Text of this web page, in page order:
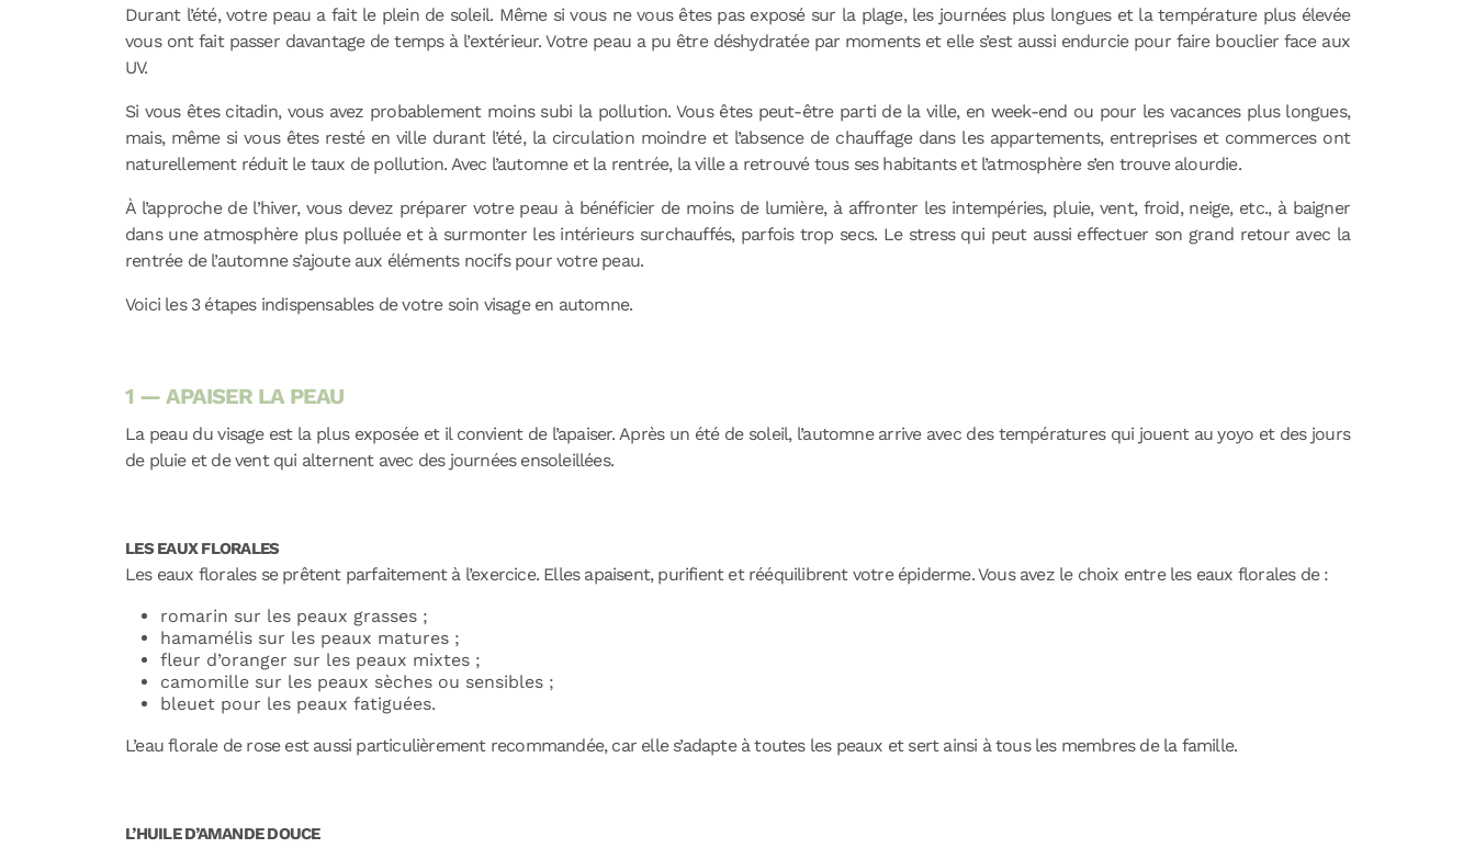
Durant l’été, votre peau a fait le plein de soleil. Même si vous ne vous êtes pas exposé sur la plage, les journées plus longues et la température plus élevée
vous ont fait passer davantage de temps à l’extérieur. Votre peau a pu être déshydratée par moments et elle s’est aussi endurcie pour faire bouclier face aux
UV.
Si vous êtes citadin, vous avez probablement moins subi la pollution. Vous êtes peut-être parti de la ville, en week-end ou pour les vacances plus longues,
mais, même si vous êtes resté en ville durant l’été, la circulation moindre et l’absence de chauffage dans les appartements, entreprises et commerces ont
naturellement réduit le taux de pollution. Avec l’automne et la rentrée, la ville a retrouvé tous ses habitants et l’atmosphère s’en trouve alourdie.
À l’approche de l’hiver, vous devez préparer votre peau à bénéficier de moins de lumière, à affronter les intempéries, pluie, vent, froid, neige, etc., à baigner
dans une atmosphère plus polluée et à surmonter les intérieurs surchauffés, parfois trop secs. Le stress qui peut aussi effectuer son grand retour avec la
rentrée de l’automne s’ajoute aux éléments nocifs pour votre peau.
Voici les 3 étapes indispensables de votre soin visage en automne.
1 — APAISER LA PEAU
La peau du visage est la plus exposée et il convient de l’apaiser. Après un été de soleil, l’automne arrive avec des températures qui jouent au yoyo et des jours
de pluie et de vent qui alternent avec des journées ensoleillées.
LES EAUX FLORALES
Les eaux florales se prêtent parfaitement à l’exercice. Elles apaisent, purifient et rééquilibrent votre épiderme. Vous avez le choix entre les eaux florales de :
romarin sur les peaux grasses ;
hamamélis sur les peaux matures ;
fleur d’oranger sur les peaux mixtes ;
camomille sur les peaux sèches ou sensibles ;
bleuet pour les peaux fatiguées.
L’eau florale de rose est aussi particulièrement recommandée, car elle s’adapte à toutes les peaux et sert ainsi à tous les membres de la famille.
L’HUILE D’AMANDE DOUCE